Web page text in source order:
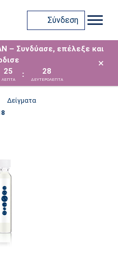
Σύνδεση
– Συνδύασε, επέλεξε και
25
ΛΕΠΤΑ
: 28
ΔΕΥΤΕΡΟΛΕΠΤΑ
×
Δείγματα